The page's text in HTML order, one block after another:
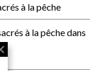
à la pêche
à la pêchedans